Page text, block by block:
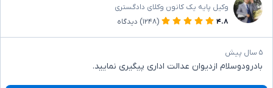
وکیل پایه یک کانون وکلای دادگستری
۴.۸
(۱۲۴۸) دیدگاه
۵ سال پیش
بادرودوسلام ازدیوان عدالت اداری پیگیری نمایید.